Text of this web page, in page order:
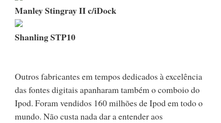
Manley Stingray II c/iDock
Shanling STP10
Outros fabricantes em tempos dedicados à excelência
das fontes digitais apanharam também o comboio do
Ipod. Foram vendidos 160 milhões de Ipod em todo o
mundo. Não custa nada dar a entender aos